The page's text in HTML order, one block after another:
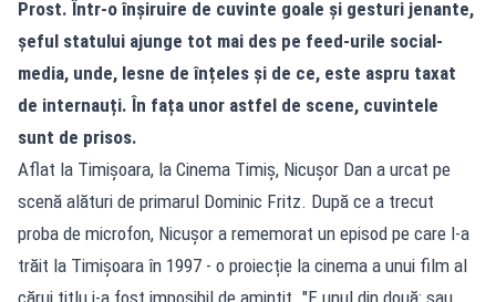
Prost. Într-o înșiruire de cuvinte goale și gesturi jenante,
șeful statului ajunge tot mai des pe feed-urile social-
media, unde, lesne de înțeles și de ce, este aspru taxat
de internauți. În fața unor astfel de scene, cuvintele
sunt de prisos.
Aflat la Timișoara, la Cinema Timiș, Nicușor Dan a urcat pe
scenă alături de primarul Dominic Fritz. După ce a trecut
proba de microfon, Nicușor a rememorat un episod pe care l-a
trăit la Timișoara în 1997 - o proiecție la cinema a unui film al
cărui titlu i-a fost imposibil de amintit. "E unul din două: sau